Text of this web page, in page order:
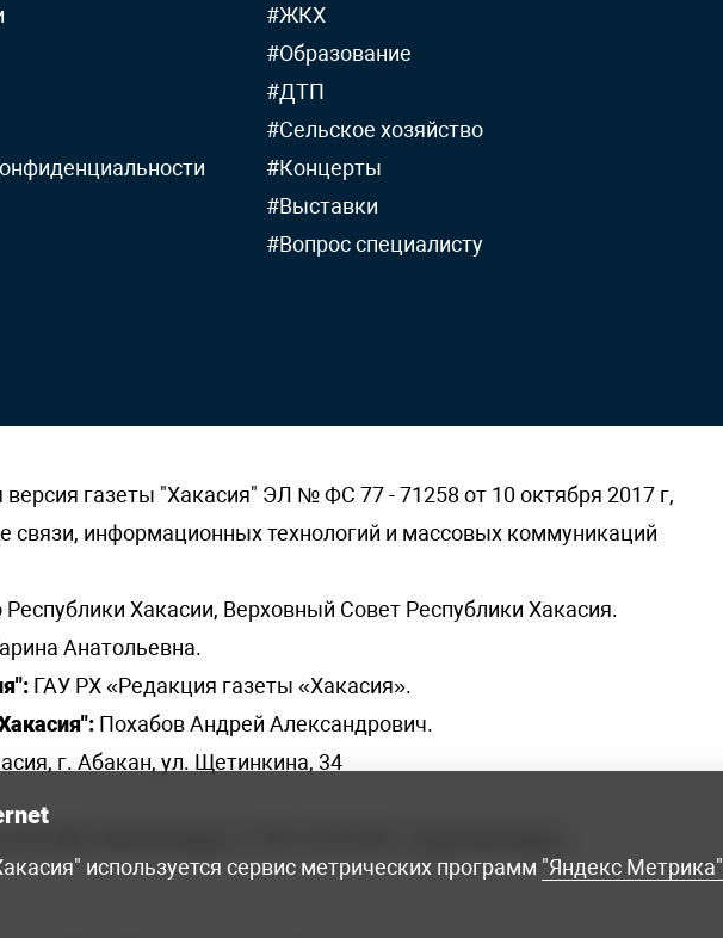
#ЖКХ
#Образование
#ДТП
#Сельское хозяйство
#Концерты
#Выставки
#Вопрос специалисту
газеты "Хакасия" ЭЛ № ФС 77 - 71258 от 10 октября 2017 г,
информационных технологий и массовых коммуникаций
Республики Хакасии, Верховный Совет Республики Хакасия.
Анатольевна.
ГАУ РХ «Редакция газеты «Хакасия».
Похабов Андрей Александрович.
г. Абакан, ул. Щетинкина, 34
используется сервис метрических программ "Яндекс Метрика"